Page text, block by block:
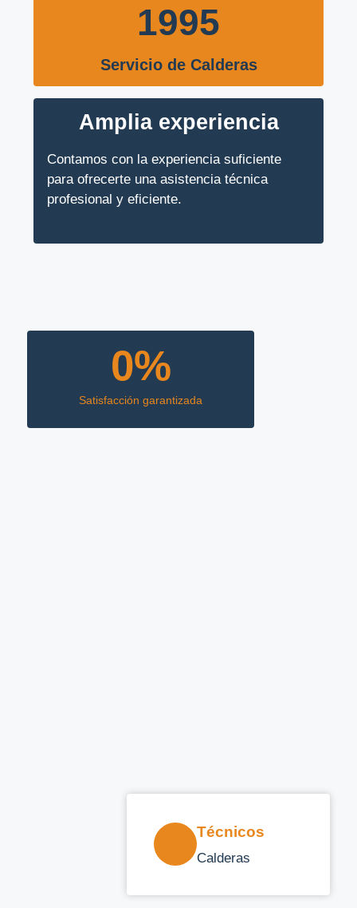
1995
Servicio de Calderas
Amplia experiencia
Contamos con la experiencia suficiente
para ofrecerte una asistencia técnica
profesional y eficiente.
Satisfacción garantizada
0%
Técnicos
Calderas